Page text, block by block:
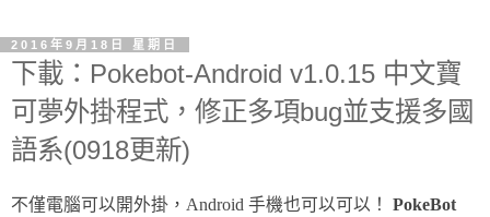
2016年9月18日 星期日
下載：Pokebot-Android v1.0.15 中文寶
可夢外掛程式，修正多項bug並支援多國
語系(0918更新)
不僅電腦可以開外掛，Android 手機也可以可以！
PokeBot